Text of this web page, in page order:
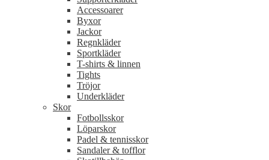
Accessoarer
Byxor
Jackor
Regnkläder
Sportkläder
T-shirts & linnen
Tights
Tröjor
Underkläder
Skor
Fotbollsskor
Löparskor
Padel & tennisskor
Sandaler & tofflor